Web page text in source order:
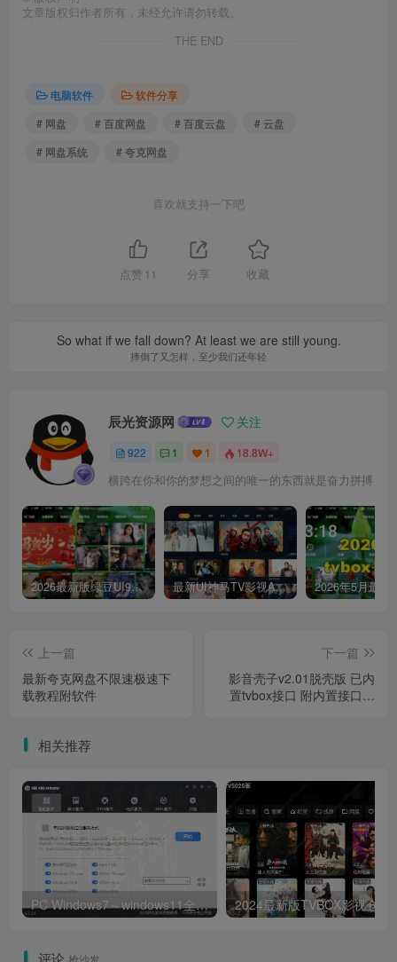
文章版权归作者所有，未经允许请勿转载。
THE END
电脑软件
软件分享
# 网盘
# 百度网盘 # 百度云盘
# 云盘
# 网盘系统
# 夸克网盘
喜欢就支持一下吧
点赞 11 分享 收藏
So what if we fall down? At least we are still young.
摔倒了又怎样，至少我们还年轻
辰光资源网 关注
922 1 1 18.8W+
横跨在你和你的梦想之间的唯一的东西就是奋力拼搏
2026最新版绿豆UI9双端影视APP源码 最新UI神马TV影视APP源码 乐檬影视苹果CMS后台 包含前后端源码
上一篇
最新夸克网盘不限速极速下
载教程附软件
下一篇
影音壳子v2.01脱壳版 已内
置tvbox接口 附内置接口教
相关推荐
PC Windows7～windows11全能激活工具,office激活神器
评论 抢沙发